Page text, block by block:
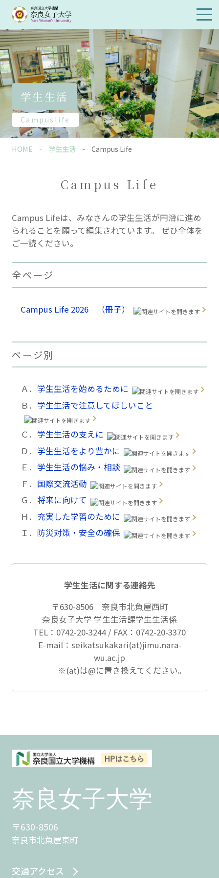
メイ
ンメ
ニュ
ーを
開閉
学生生活
Campuslife
HOME 学生生活 Campus Life
Campus Life
Campus Lifeは、みなさんの学生生活が円滑に進め
られることを願って編集されています。 ぜひ全体を
ご一読ください。
全ページ
Campus Life 2026 （冊子）
ページ別
Ａ． 学生生活を始めるために
Ｂ． 学生生活で注意してほしいこと
Ｃ． 学生生活の支えに
Ｄ． 学生生活をより豊かに
Ｅ． 学生生活の悩み・相談
Ｆ． 国際交流活動
Ｇ． 将来に向けて
Ｈ． 充実した学習のために
Ｉ． 防災対策・安全の確保
学生生活に関する連絡先
〒630-8506 奈良市北魚屋西町
奈良女子大学 学生生活課学生生活係
TEL：0742-20-3244 / FAX：0742-20-3370
E-mail：seikatsukakari(at)jimu.nara-
wu.ac.jp
※(at)は@に置き換えてください。
〒630-8506
奈良市北魚屋東町
交通アクセス